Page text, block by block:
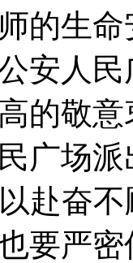
的生
安人
的敬
广场
赴奋
要严